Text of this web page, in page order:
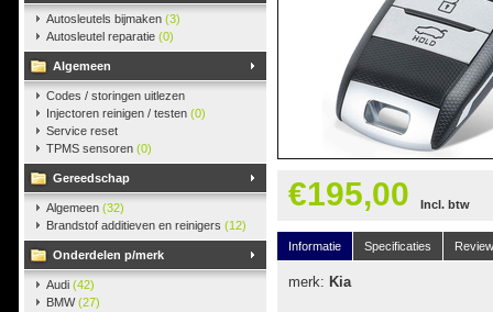
Autosleutels bijmaken (3)
Autosleutel reparatie (0)
Algemeen
Codes / storingen uitlezen
Injectoren reinigen / testen (0)
Service reset
TPMS sensoren (0)
Gereedschap
Algemeen (32)
Brandstof additieven en reinigers (12)
Onderdelen p/merk
Audi (42)
BMW(27)
€195,00 Incl. btw
Informatie Specificaties
merk: Kia